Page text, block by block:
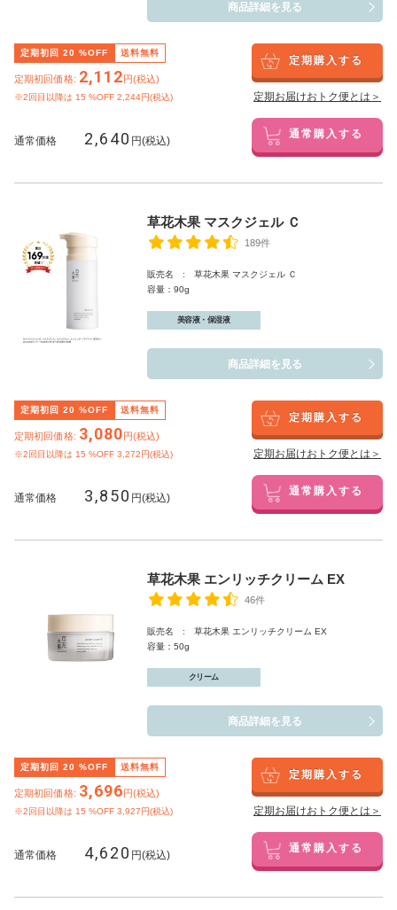
商品詳細を見る
定期初回 20 %OFF 送料無料
定期初回価格: 2,112円(税込)
※2回目以降は 15 %OFF 2,244円(税込)
定期購入する
定期お届けおトク便とは＞
通常価格 2,640 円(税込) 通常購入する
草花木果 マスクジェル Ｃ
189件
販売名 : 草花木果 マスクジェル Ｃ
容量：90g
美容液・保湿液
商品詳細を見る
定期初回 20 %OFF 送料無料
定期初回価格: 3,080円(税込)
※2回目以降は 15 %OFF 3,272円(税込)
定期購入する
定期お届けおトク便とは＞
通常価格 3,850 円(税込) 通常購入する
草花木果 エンリッチクリーム EX
46件
販売名 : 草花木果 エンリッチクリーム EX
容量：50g
クリーム
商品詳細を見る
定期初回 20 %OFF 送料無料
定期初回価格: 3,696円(税込)
※2回目以降は 15 %OFF 3,927円(税込)
定期購入する
定期お届けおトク便とは＞
通常価格 4,620 円(税込) 通常購入する